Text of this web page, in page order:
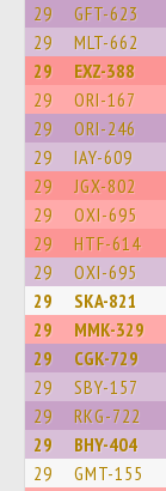
29 GFT-623
29 MLT-662
29 EXZ-388
29 ORI-167
29 ORI-246
29 IAY-609
29 JGX-802
29 OXI-695
29 HTF-614
29 OXI-695
29 SKA-821
29 MMK-329
29 CGK-729
29 SBY-157
29 RKG-722
29 BHY-404
29 GMT-155